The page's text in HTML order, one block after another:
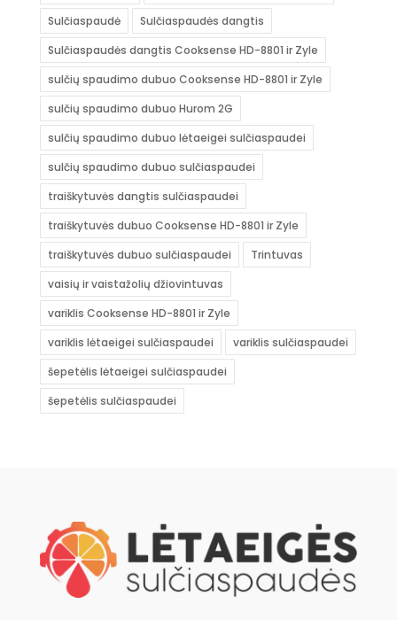
Sulčiaspaudė
Sulčiaspaudės dangtis
Sulčiaspaudės dangtis Cooksense HD-8801 ir Zyle
sulčių spaudimo dubuo Cooksense HD-8801 ir Zyle
sulčių spaudimo dubuo Hurom 2G
sulčių spaudimo dubuo lėtaeigei sulčiaspaudei
sulčių spaudimo dubuo sulčiaspaudei
traiškytuvės dangtis sulčiaspaudei
traiškytuvės dubuo Cooksense HD-8801 ir Zyle
traiškytuvės dubuo sulčiaspaudei
Trintuvas
vaisių ir vaistažolių džiovintuvas
variklis Cooksense HD-8801 ir Zyle
variklis lėtaeigei sulčiaspaudei
variklis sulčiaspaudei
šepetėlis lėtaeigei sulčiaspaudei
šepetėlis sulčiaspaudei